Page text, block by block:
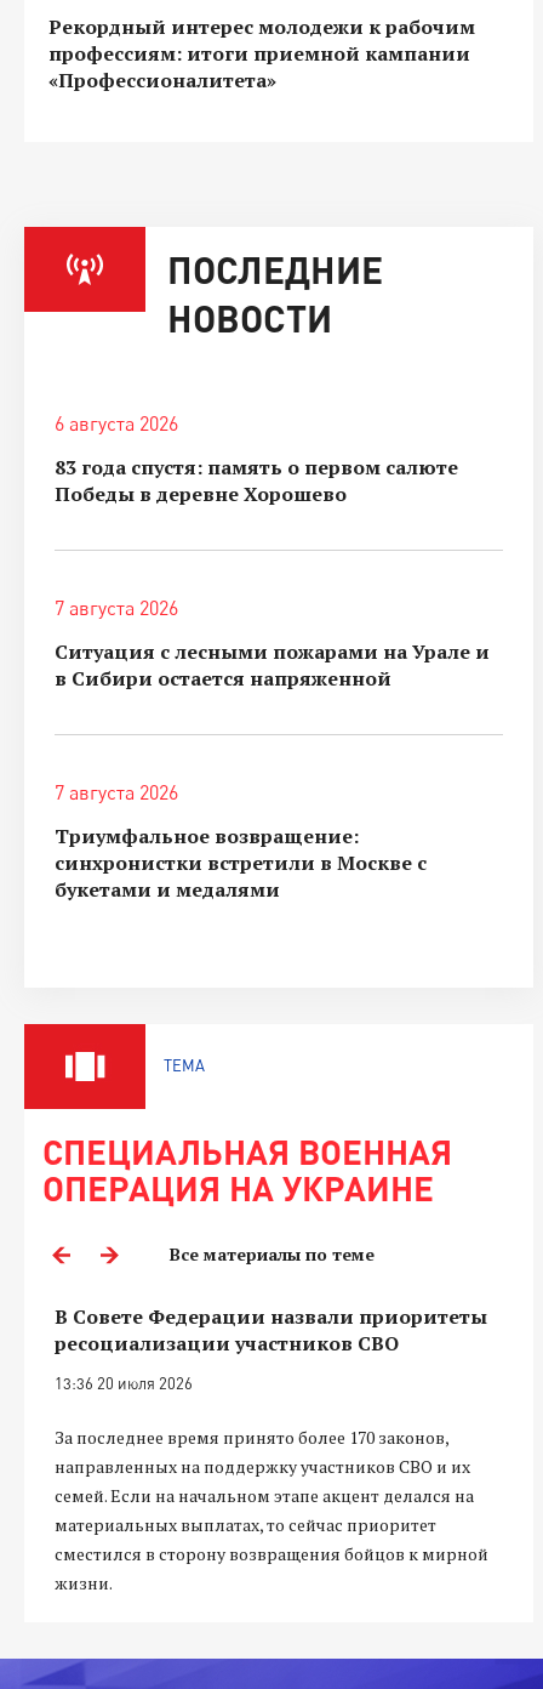
Рекордный интерес молодежи к рабочим
профессиям: итоги приемной кампании
«Профессионалитета»
ПОСЛЕДНИЕ
НОВОСТИ
6 августа 2026
83 года спустя: память о первом салюте
Победы в деревне Хорошево
7 августа 2026
Ситуация с лесными пожарами на Урале и
в Сибири остается напряженной
7 августа 2026
Триумфальное возвращение:
синхронистки встретили в Москве с
букетами и медалями
ТЕМА
СПЕЦИАЛЬНАЯ ВОЕННАЯ
ОПЕРАЦИЯ НА УКРАИНЕ
Все материалы по теме
В Совете Федерации назвали приоритеты
ресоциализации участников СВО
13:36 20 июля 2026
За последнее время принято более 170 законов,
направленных на поддержку участников СВО и их
семей. Если на начальном этапе акцент делался на
материальных выплатах, то сейчас приоритет
сместился в сторону возвращения бойцов к мирной
жизни.